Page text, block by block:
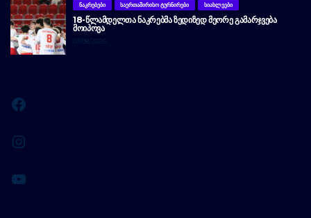
ᲜᲐᲙᲠᲔᲑᲔᲑᲘ ᲡᲐᲔᲠᲗᲐᲨᲘᲠᲘᲡᲝ ᲢᲣᲠᲜᲘᲠᲔᲑᲘ ᲡᲘᲐᲮᲚᲔᲔᲑᲘ
18-ᲬᲚᲐᲛᲓᲔᲚᲗᲐ ᲜᲐᲙᲠᲔᲑᲛᲐ ᲖᲔᲓᲘᲖᲔᲓ ᲛᲔᲝᲠᲔ ᲒᲐᲛᲐᲠᲯᲕᲔᲑᲐ
ᲛᲝᲘᲞᲝᲕᲐ
03/08/2026
Facebook
Instagram
YouTube